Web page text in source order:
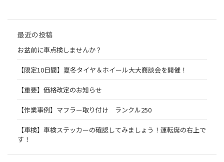
最近の投稿
お盆前に車点検しませんか？
【限定10日間】夏冬タイヤ＆ホイール大大商談会を開催！
【重要】価格改定のお知らせ
【作業事例】マフラー取り付け ランクル250
【車検】車検ステッカーの確認してみましょう！運転席の右上で
す！